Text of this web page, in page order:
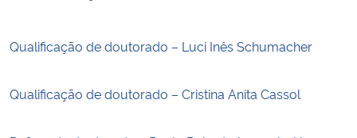
Qualificação de doutorado – Luci Inês Schumacher
Qualificação de doutorado – Cristina Anita Cassol